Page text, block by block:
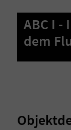
ABC I -
dem